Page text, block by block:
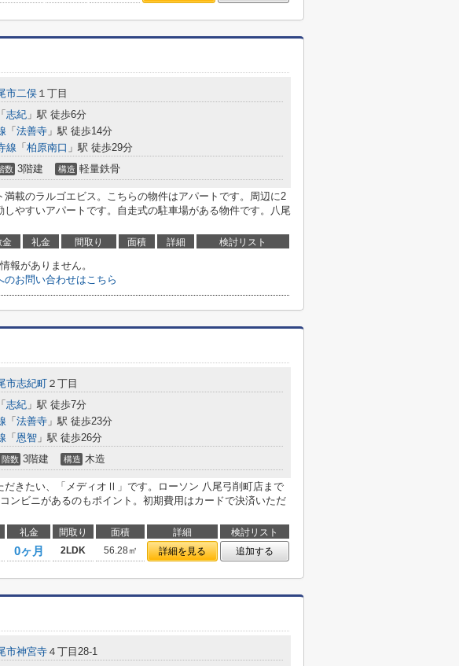
市二俣 １丁目
「 志紀 」駅 徒歩6分
「 法善寺 」駅 徒歩14分
線 「 柏原南口 」駅 徒歩29分
数 3階建 構造 軽量鉄骨
満載のラルゴエビス。こちらの物件はアパートです。周辺に2
しやすいアパートです。自走式の駐車場がある物件です。八尾
金 礼金 間取り 面積 詳細 検討リスト
報がありません。
のお問い合わせはこちら
市志紀町 ２丁目
「 志紀 」駅 徒歩7分
「 法善寺 」駅 徒歩23分
「 恩智 」駅 徒歩26分
階数 3階建 構造 木造
だきたい、「メディオⅡ」です。ローソン 八尾弓削町店まで
ンビニがあるのもポイント。初期費用はカードで決済いただ
礼金 間取り 面積 詳細
検討リスト
0ヶ月 2LDK 56.28㎡ 詳細を見る 追加する
市神宮寺 ４丁目28-1